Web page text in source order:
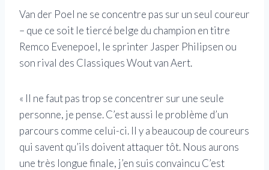
Van der Poel ne se concentre pas sur un seul coureur
– que ce soit le tiercé belge du champion en titre
Remco Evenepoel, le sprinter Jasper Philipsen ou
son rival des Classiques Wout van Aert.
« Il ne faut pas trop se concentrer sur une seule
personne, je pense. C’est aussi le problème d’un
parcours comme celui-ci. Il y a beaucoup de coureurs
qui savent qu’ils doivent attaquer tôt. Nous aurons
une très longue finale, j’en suis convaincu C’est